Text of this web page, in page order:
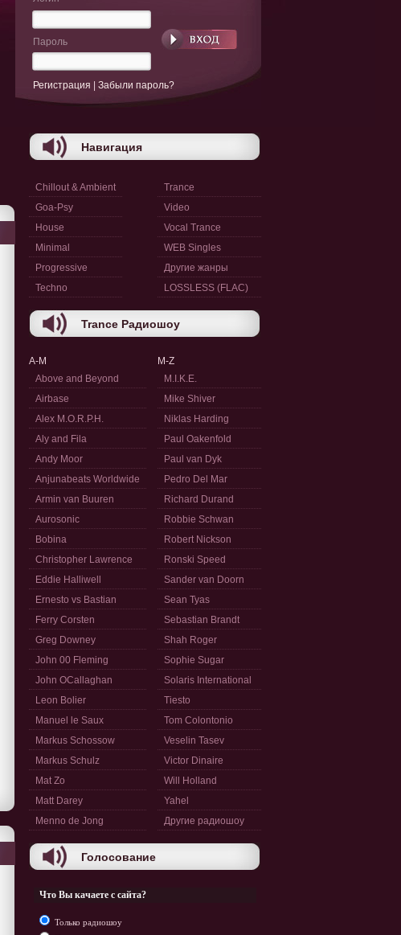
Пароль
Регистрация Забыли пароль?
Навигация
Chillout & Ambient
Goa-Psy
House
Minimal
Progressive
Techno
Trance
Video
Vocal Trance
WEB Singles
Другие жанры
LOSSLESS (FLAC)
Trance Радиошоу
A-M
Above and Beyond
Airbase
Alex M.O.R.P.H.
Aly and Fila
Andy Moor
Anjunabeats Worldwide
Armin van Buuren
Aurosonic
Bobina
Christopher Lawrence
Eddie Halliwell
Ernesto vs Bastian
Ferry Corsten
Greg Downey
John 00 Fleming
John OCallaghan
Leon Bolier
Manuel le Saux
Markus Schossow
Markus Schulz
Mat Zo
Matt Darey
Menno de Jong
M-Z
M.I.K.E.
Mike Shiver
Niklas Harding
Paul Oakenfold
Paul van Dyk
Pedro Del Mar
Richard Durand
Robbie Schwan
Robert Nickson
Ronski Speed
Sander van Doorn
Sean Tyas
Sebastian Brandt
Shah Roger
Sophie Sugar
Solaris International
Tiesto
Tom Colontonio
Veselin Tasev
Victor Dinaire
Will Holland
Yahel
Другие радиошоу
Голосование
Что Вы качаете с сайта?
Только радиошоу